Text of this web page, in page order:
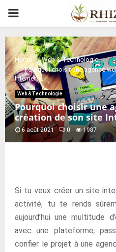
PRIMARY
MENU
Home
Web & Technologie
Pourquoi choisir une agence
Internet?
Web & Technologie
Pourquoi choisir une
création de son site
6 août 2021 0 1987
Si tu veux créer un site
activité, tu te rends
aujourd’hui une multitude
avec une plateforme,
confier le projet à une